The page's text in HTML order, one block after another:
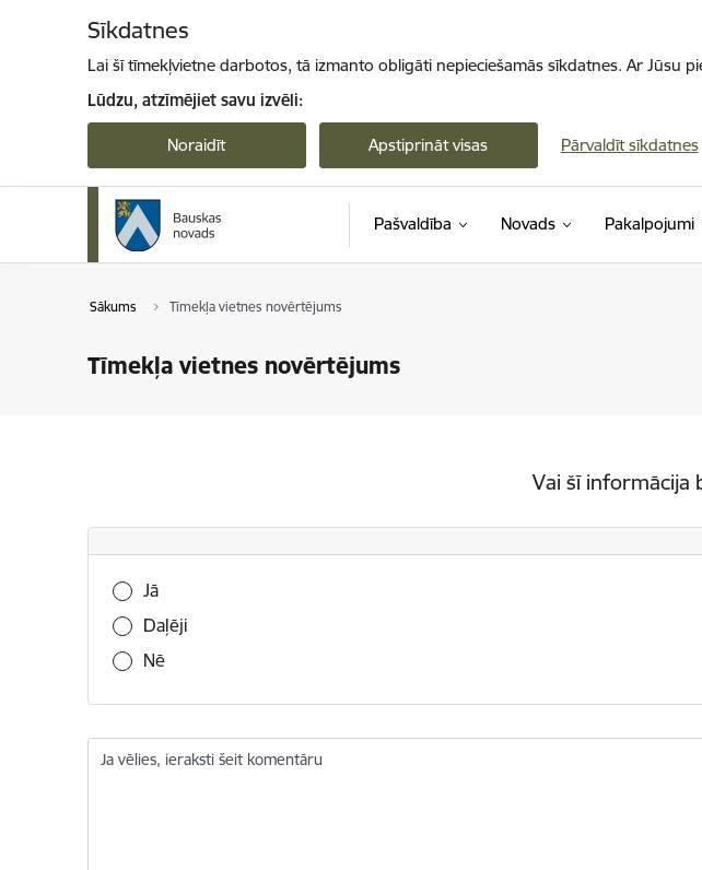
Sīkdatnes
Lai šī tīmekļvietne darbotos, tā izmanto obligāti nepieciešamās sīkdatnes. Ar Jūsu
Lūdzu, atzīmējiet savu izvēli:
Noraidīt Apstiprināt visas Pārvaldīt sīkdatnes
Pašvaldība Novads Pakalpojumi
Sākums Tīmekļa vietnes novērtējums
Tīmekļa vietnes novērtējums
Vai šī informācija
Vai šī informācija bija noderīga?
Jā
Daļēji
Nē
Ja vēlies, ieraksti šeit komentāru